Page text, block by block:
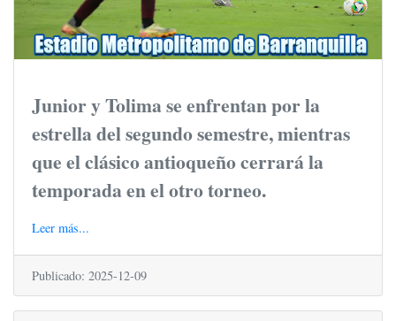
Junior y Tolima se enfrentan por la
estrella del segundo semestre, mientras
que el clásico antioqueño cerrará la
temporada en el otro torneo.
Leer más...
Publicado: 2025-12-09